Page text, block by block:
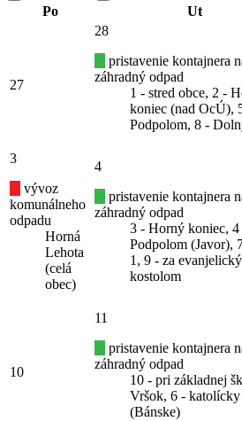
Po
Ut
27
28
pristavenie kontajnera
záhradný odpad
1 - stred obce, 2 -
koniec (nad OcÚ),
Podpolom, 8 -
3
vývoz
komunálneho
odpadu
Horná
Lehota
(celá
obec)
4
pristavenie kontajnera
záhradný odpad
3 - Horný koniec, 4
Podpolom (Javor),
1, 9 - za
kostolom
10
11
pristavenie kontajnera
záhradný odpad
10 - pri základnej
Vršok, 6 - katolícky
(Bánske)